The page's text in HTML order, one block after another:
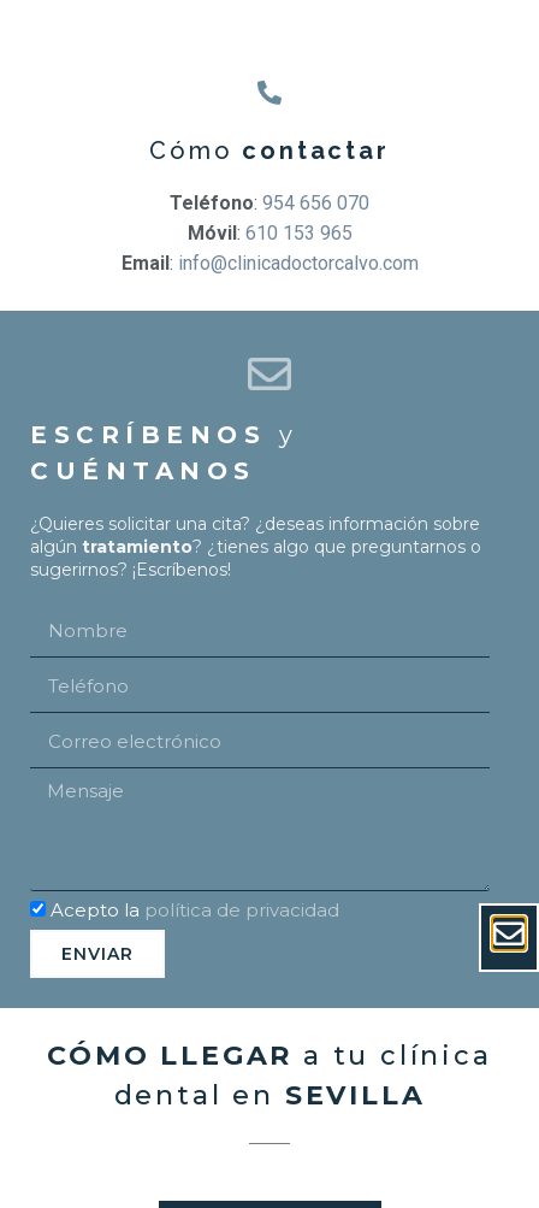
Cómo contactar
Teléfono: 954 656 070
Móvil: 610 153 965
Email: info@clinicadoctorcalvo.com
ESCRÍBENOS
y
CUÉNTANOS
¿Quieres solicitar una cita? ¿deseas información sobre
algún tratamiento? ¿tienes algo que preguntarnos o
sugerirnos? ¡Escríbenos!
Acepto la política de privacidad
ENVIAR
CÓMO LLEGAR a tu clínica
dental en SEVILLA